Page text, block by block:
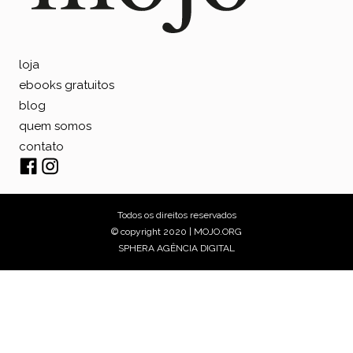
loja
ebooks gratuitos
blog
quem somos
contato
Todos os direitos reservados
© copyright 2020 | MOJO.ORG
SPHERA AGÊNCIA DIGITAL